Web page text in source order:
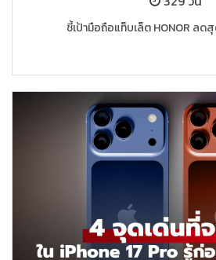
ชี้เป้ามือถือแท็บเล็ต HONOR ลด